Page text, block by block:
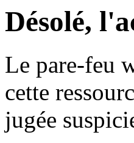
Désolé,
Le pare-feu
cette
jugée